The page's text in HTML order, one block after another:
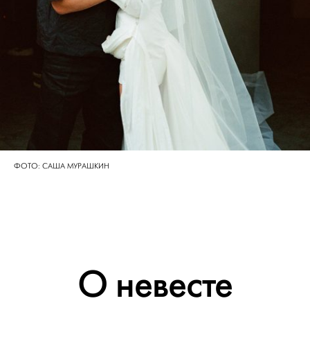
ФОТО: САША МУРАШКИН
О невесте